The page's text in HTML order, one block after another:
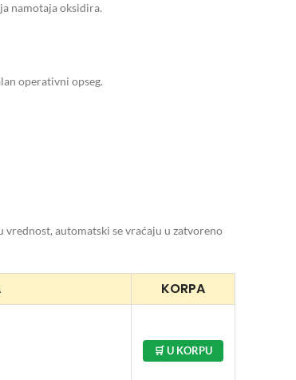
namotaja oksidira.
operativni opseg.
automatski se vraćaju u zatvoreno
KORPA
🛒 U KORPU